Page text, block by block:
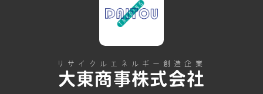
リサイクルエネルギー創造企業
大東商事株式会社